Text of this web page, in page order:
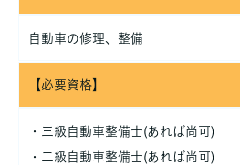
自動車の修理、整備
【必要資格】
・三級自動車整備士(あれば尚可)
・二級自動車整備士(あれば尚可)